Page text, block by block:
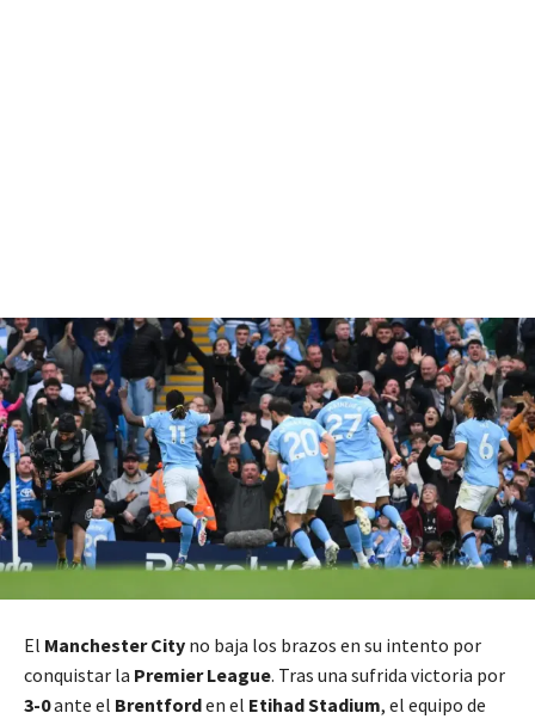
El Manchester City no baja los brazos en su intento por
conquistar la Premier League. Tras una sufrida victoria por
3-0ante el Brentforden el Etihad Stadium, el equipo de